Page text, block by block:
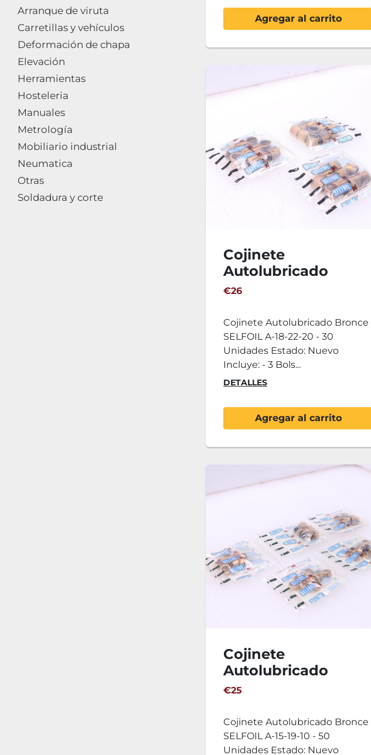
Arranque de viruta
Carretillas y vehículos
Deformación de chapa
Elevación
Herramientas
Hosteleria
Manuales
Metrología
Mobiliario industrial
Neumatica
Otras
Soldadura y corte
Agregar al carrito
Cojinete
Autolubricado
Bronce SELFOIL A-
Unidades
€26
Cojinete Autolubricado Bronce
SELFOIL A-18-22-20 - 30
Unidades Estado: Nuevo
Incluye: - 3 Bols...
DETALLES
Agregar al carrito
Cojinete
Autolubricado
Bronce SELFOIL A-
Unidades
€25
Cojinete Autolubricado Bronce
SELFOIL A-15-19-10 - 50
Unidades Estado: Nuevo